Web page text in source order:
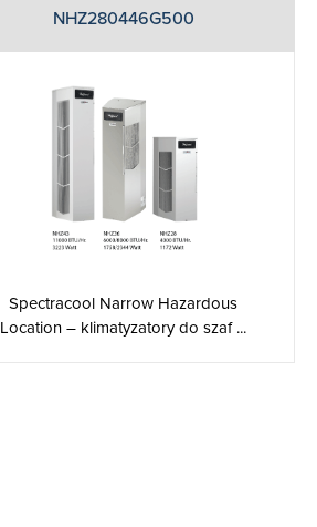
NHZ280446G500
Spectracool Narrow Hazardous
Location – klimatyzatory do szaf ...